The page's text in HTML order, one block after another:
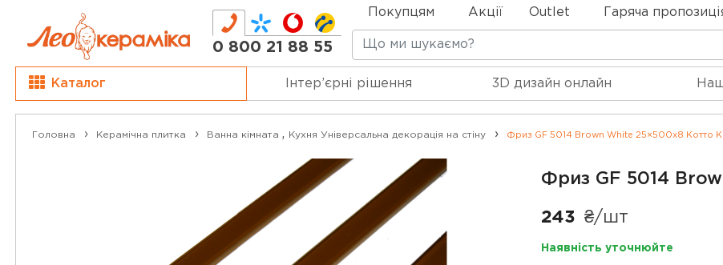
Покупцям Акції Outlet Гаряча
0 800 21 88 55
Каталог Інтер’єрні рішення 3D дизайн онлайн
Головна Керамічна плитка Ванна кімната , Кухня Універсальна декорація на стіну Фриз GF 5014 Brown White 25×500x8 Котто
Фриз GF 5014
243 ₴/шт
Наявність уточнюйте